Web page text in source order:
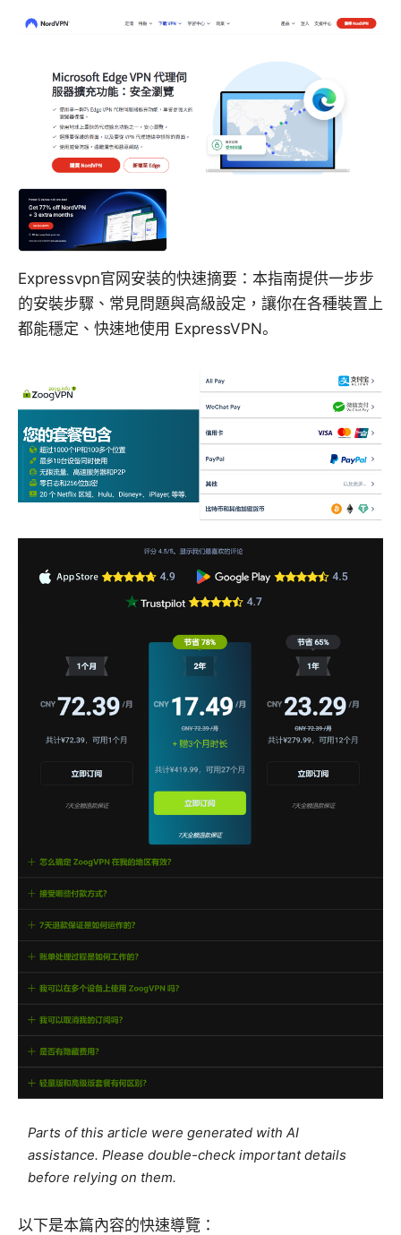
Expressvpn官网安装的快速摘要：本指南提供一步步
的安裝步驟、常見問題與高級設定，讓你在各種裝置上
都能穩定、快速地使用 ExpressVPN。
Parts of this article were generated with AI
assistance. Please double-check important details
before relying on them.
以下是本篇內容的快速導覽：